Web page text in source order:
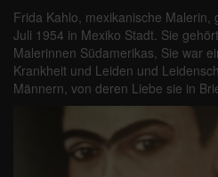
Frida Kahlo, mexikanische Malerin,
Juli 1954 in Mexiko Stadt. Sie
Malerinnen Südamerikas, Sie war
Krankheit und Leiden und
Männern, von deren Liebe sie in